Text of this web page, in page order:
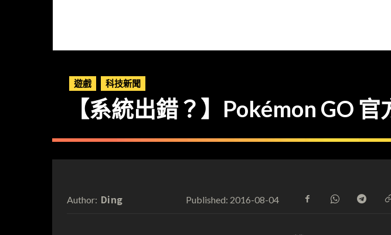
遊戲 科技新聞
【系統出錯？】Pokémon GO
Author: Ding Published: 2016-08-04